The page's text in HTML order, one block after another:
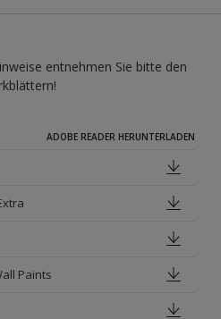
entnehmen Sie bitte den
ADOBE READER HERUNTERLADEN
Paints